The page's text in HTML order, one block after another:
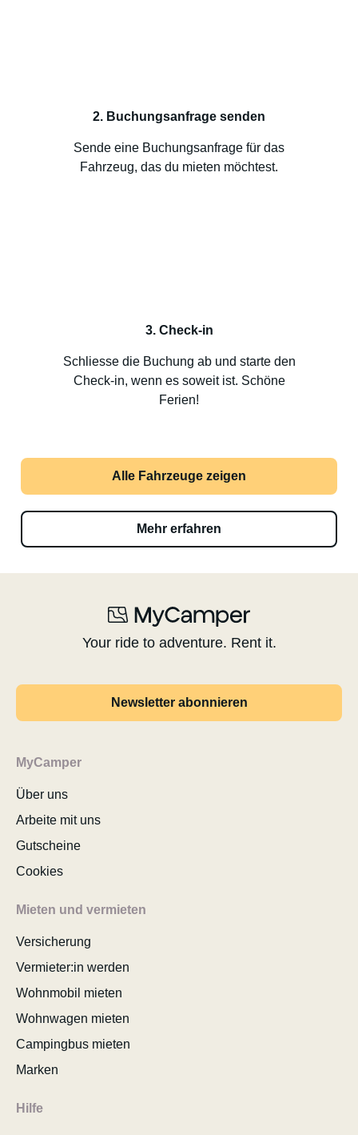
2. Buchungsanfrage senden
Sende eine Buchungsanfrage für das
Fahrzeug, das du mieten möchtest.
3. Check-in
Schliesse die Buchung ab und starte den
Check-in, wenn es soweit ist. Schöne
Ferien!
Alle Fahrzeuge zeigen
Mehr erfahren
Your ride to adventure. Rent it.
Newsletter abonnieren
MyCamper
Über uns
Arbeite mit uns
Gutscheine
Cookies
Mieten und vermieten
Versicherung
Vermieter:in werden
Wohnmobil mieten
Wohnwagen mieten
Campingbus mieten
Marken
Hilfe